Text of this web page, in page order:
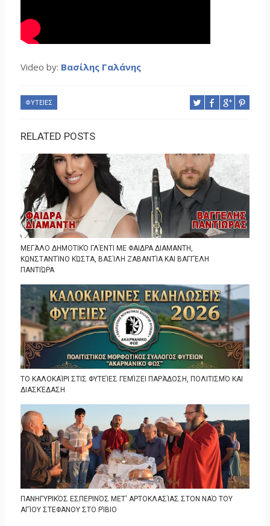
Video by: Βασίλης Γαλάνης
ΦΥΤΕΙΕΣ
RELATED POSTS
ΜΕΓΆΛΟ ΔΗΜΟΤΙΚΌ ΓΛΈΝΤΙ ΜΕ ΦΑΙΔΡΑ ΔΙΑΜΑΝΤΗ,
ΚΩΝΣΤΑΝΤΊΝΟ ΚΏΣΤΑ, ΒΑΣΊΛΗ ΖΑΒΑΝΤΊΑ ΚΑΙ ΒΑΓΓΈΛΗ
ΠΑΝΤΙΏΡΑ
ΤΟ ΚΑΛΟΚΑΊΡΙ ΣΤΙΣ ΦΥΤΕΊΕΣ ΓΕΜΊΖΕΙ ΠΑΡΆΔΟΣΗ, ΠΟΛΙΤΙΣΜΌ ΚΑΙ
ΔΙΑΣΚΈΔΑΣΗ
ΠΑΝΗΓΥΡΙΚΌΣ ΕΣΠΕΡΙΝΌΣ ΜΕΤ' ΑΡΤΟΚΛΑΣΊΑΣ ΣΤΟΝ ΝΑΌ ΤΟΥ
ΑΓΊΟΥ ΣΤΕΦΆΝΟΥ ΣΤΟ ΡΊΒΙΟ